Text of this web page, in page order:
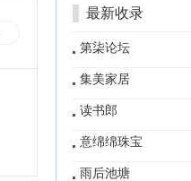
最新收录
第柒论坛
集美家居
读书郎
意绵绵珠宝
雨后池塘